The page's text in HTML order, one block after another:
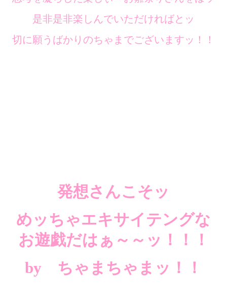
是非是非楽しんでいただければとッ
切に願うばかりのちゃまでございますッ！！
発想さんこそッ
めッちゃエキサイテングな
お遊戯だはぁ～～ッ！！！
by ちゃまちゃまッ！！